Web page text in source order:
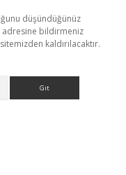
düşündüğünüz
adresine bildirmeniz
kaldırılacaktır.